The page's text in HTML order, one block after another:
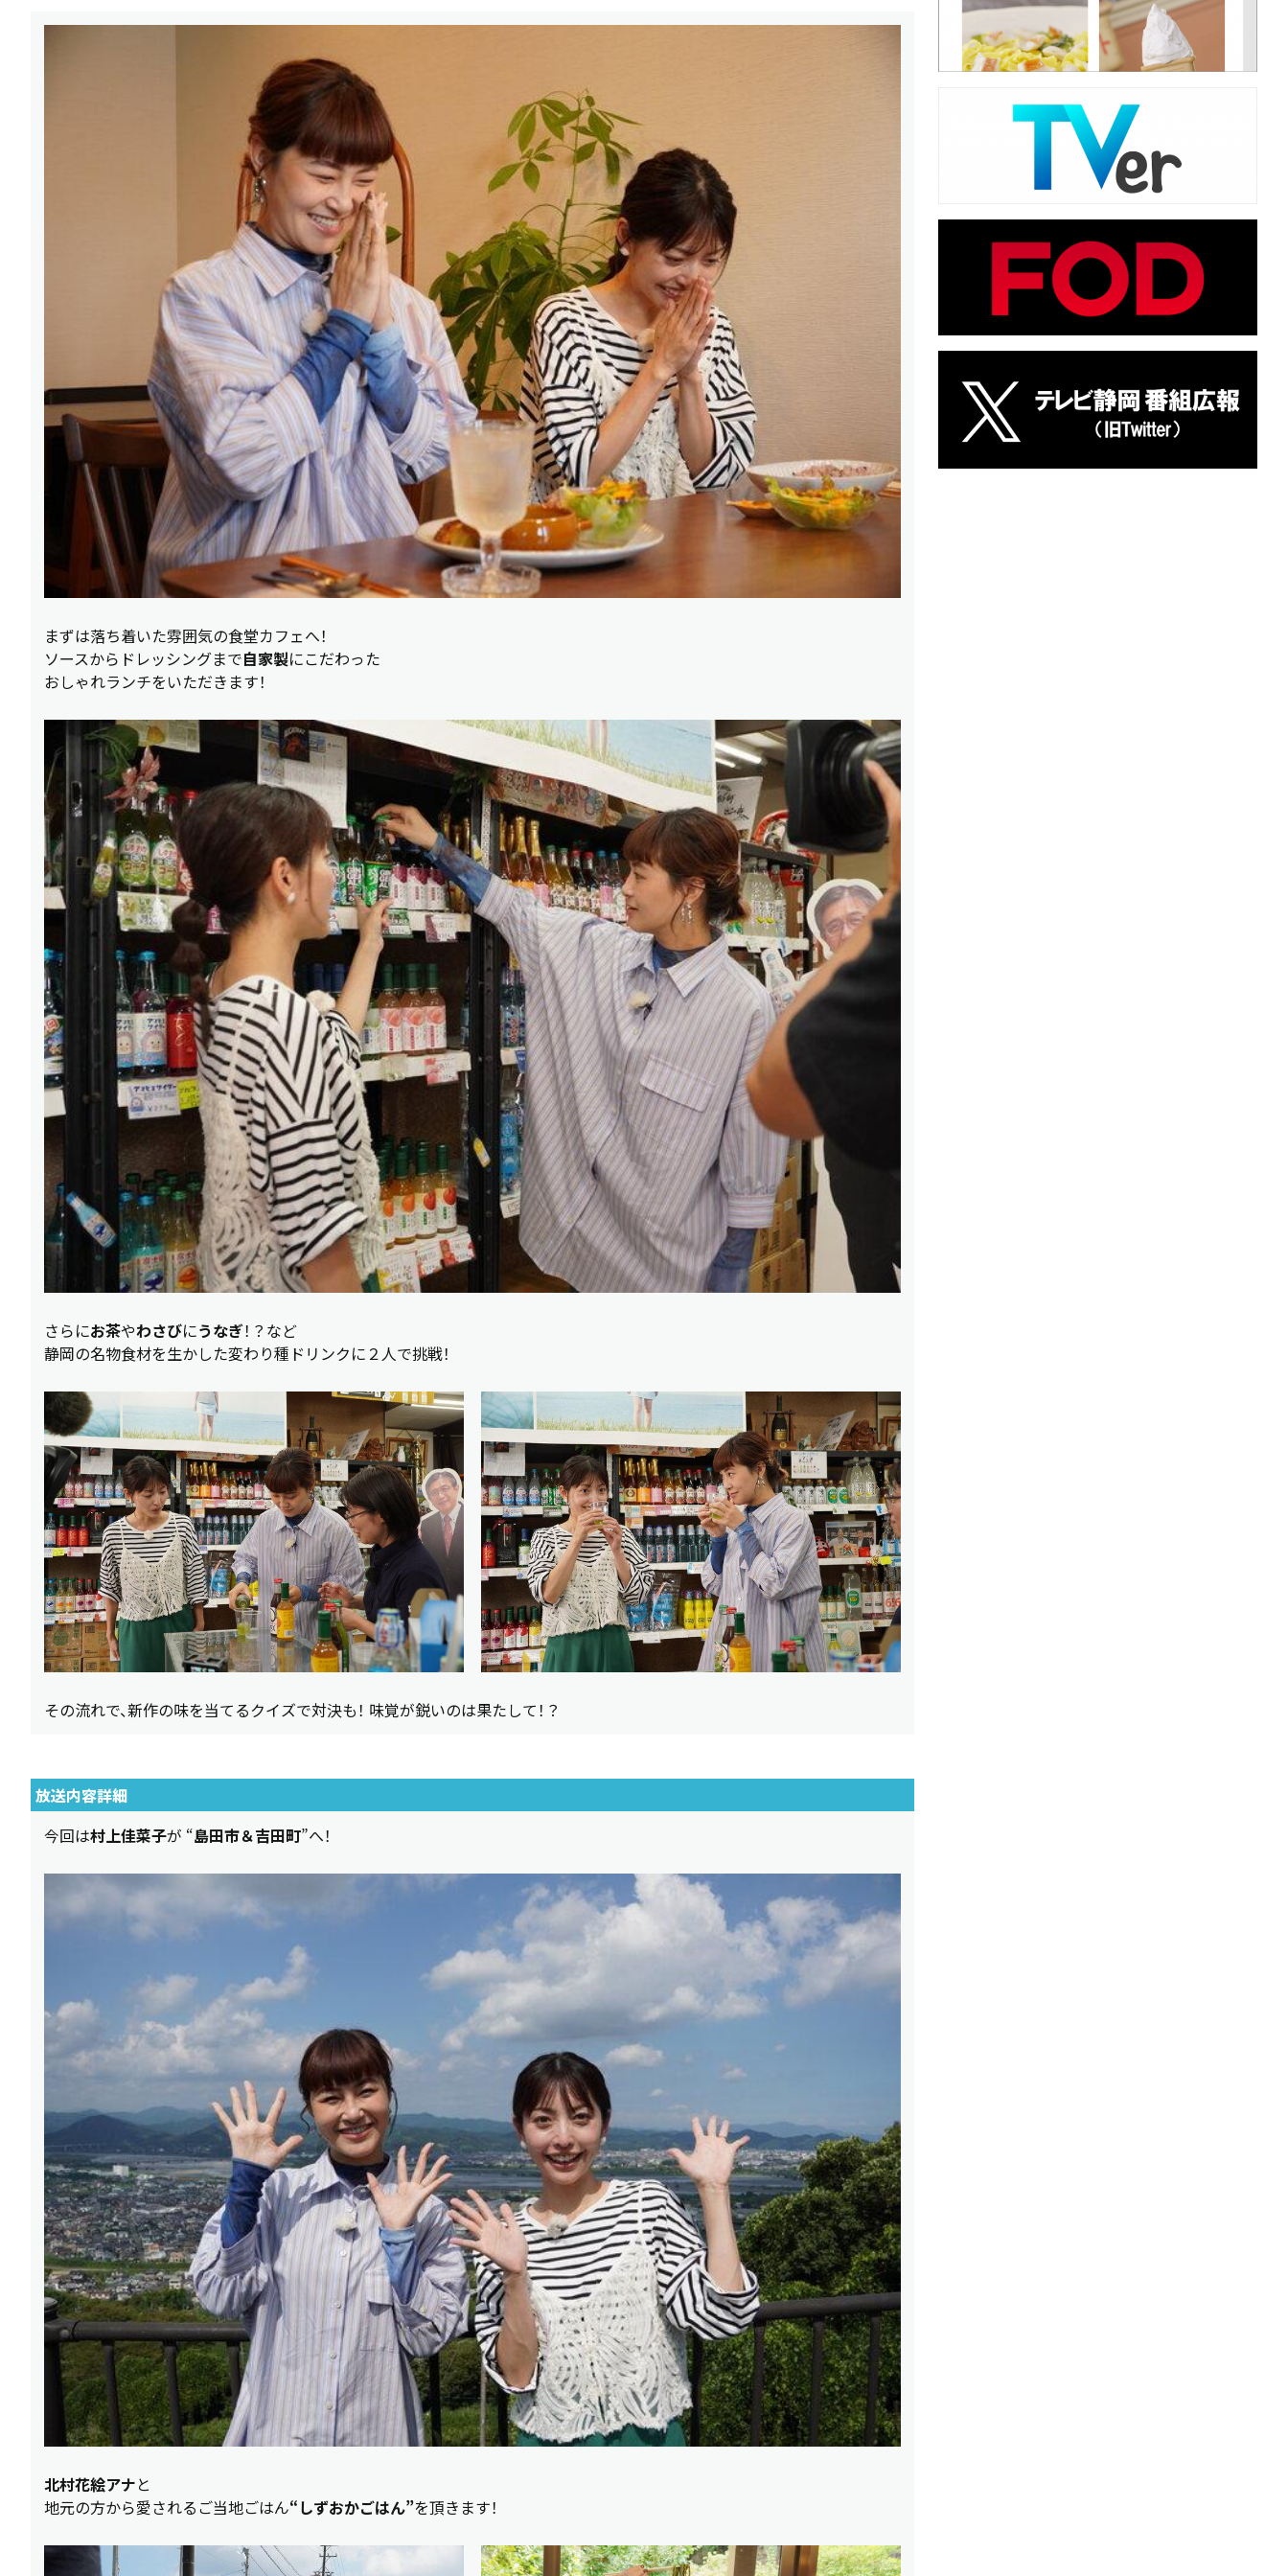
まずは落ち着いた雰囲気の食堂カフェへ！
ソースからドレッシングまで自家製にこだわった
おしゃれランチをいただきます！
さらにお茶やわさびにうなぎ！？など
静岡の名物食材を生かした変わり種ドリンクに２人で挑戦！
その流れで、新作の味を当てるクイズで対決も！ 味覚が鋭いのは果たして！？
放送内容詳細
今回は村上佳菜子が “島田市＆吉田町”へ！
北村花絵アナと
地元の方から愛されるご当地ごはん“しずおかごはん”を頂きます！